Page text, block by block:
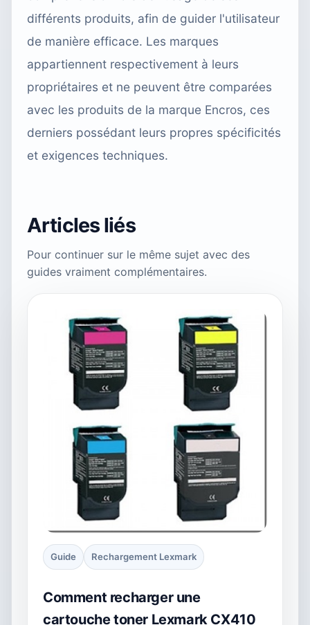
différents produits, afin de guider l'utilisateur
de manière efficace. Les marques
appartiennent respectivement à leurs
propriétaires et ne peuvent être comparées
avec les produits de la marque Encros, ces
derniers possédant leurs propres spécificités
et exigences techniques.
Articles liés
Pour continuer sur le même sujet avec des
guides vraiment complémentaires.
Guide Rechargement Lexmark
Comment recharger une
cartouche toner Lexmark CX410